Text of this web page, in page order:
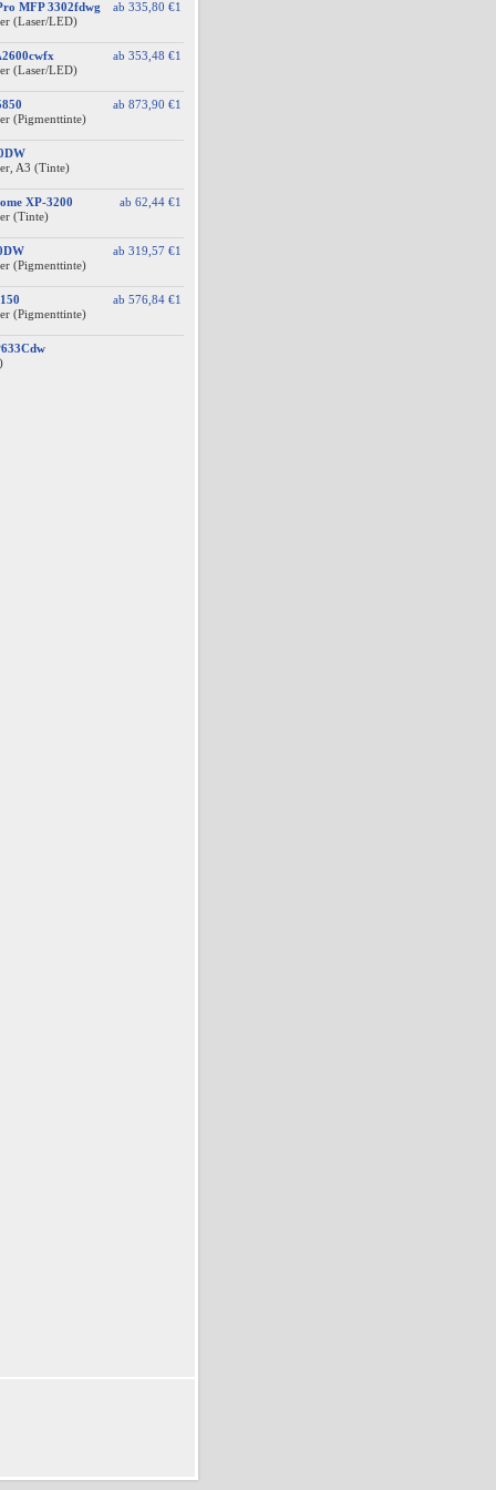
ab 335,80 €1
MFP 3302fdwg
(Laser/LED)
ab 353,48 €1
(Laser/LED)
ab 873,90 €1
(Pigmenttinte)
A3 (Tinte)
ab 62,44 €1
XP-3200
(Tinte)
ab 319,57 €1
(Pigmenttinte)
ab 576,84 €1
(Pigmenttinte)